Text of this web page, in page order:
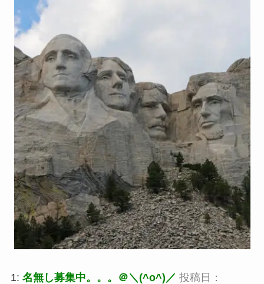
1: 名無し募集中。。。＠＼(^o^)／ 投稿日：